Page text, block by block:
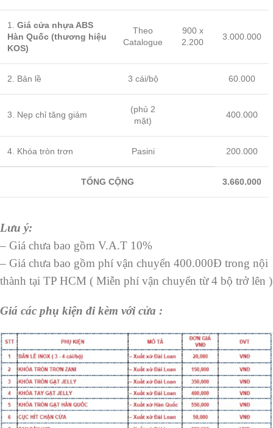
1. Giá cửa nhựa ABS
Hàn Quốc (thương hiệu
KOS)
Theo
Catalogue
900 x
2.200
3.000.000
2. Bản lề 3 cái/bộ 60.000
3. Nẹp chỉ tăng giảm
(phủ 2
mặt)
400.000
4. Khóa tròn trơn Pasini 200.000
TỔNG CỘNG 3.660.000
Lưu ý:
– Giá chưa bao gồm V.A.T 10%
– Giá chưa bao gồm phí vận chuyển 400.000Đ trong nội
thành tại TP HCM ( Miễn phí vận chuyển từ 4 bộ trở lên )
Giá các phụ kiện đi kèm với cửa :